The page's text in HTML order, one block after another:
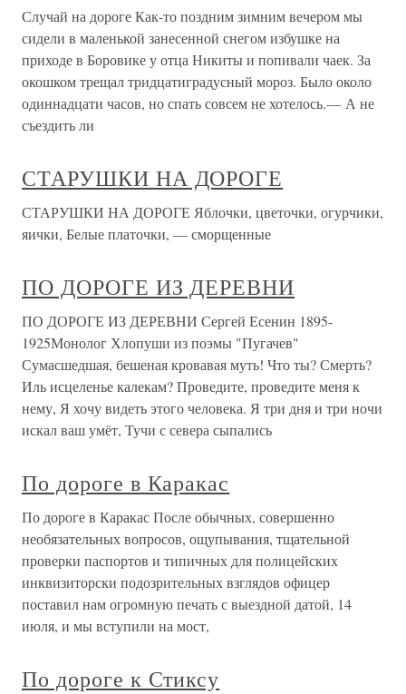
Случай на дороге Как-то поздним зимним вечером мы
сидели в маленькой занесенной снегом избушке на
приходе в Боровике у отца Никиты и попивали чаек. За
окошком трещал тридцатиградусный мороз. Было около
одиннадцати часов, но спать совсем не хотелось.— А не
съездить ли
СТАРУШКИ НА ДОРОГЕ
СТАРУШКИ НА ДОРОГЕ Яблочки, цветочки, огурчики,
яички, Белые платочки, — сморщенные
ПО ДОРОГЕ ИЗ ДЕРЕВНИ
ПО ДОРОГЕ ИЗ ДЕРЕВНИ Сергей Есенин 1895-
1925Монолог Хлопуши из поэмы "Пугачев"
Сумасшедшая, бешеная кровавая муть! Что ты? Смерть?
Иль исцеленье калекам? Проведите, проведите меня к
нему, Я хочу видеть этого человека. Я три дня и три ночи
искал ваш умёт, Тучи с севера сыпались
По дороге в Каракас
По дороге в Каракас После обычных, совершенно
необязательных вопросов, ощупывания, тщательной
проверки паспортов и типичных для полицейских
инквизиторски подозрительных взглядов офицер
поставил нам огромную печать с выездной датой, 14
июля, и мы вступили на мост,
По дороге к Стиксу